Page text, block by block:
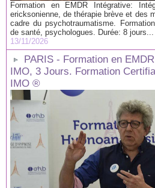
Formation en EMDR Intégrative:
ericksonienne, de thérapie brève et des
cadre du psychotraumatisme.
de santé, psychologues. Durée: 8 jours...
13/11/2026
PARIS - Formation en
IMO, 3 Jours. Formation
IMO ®